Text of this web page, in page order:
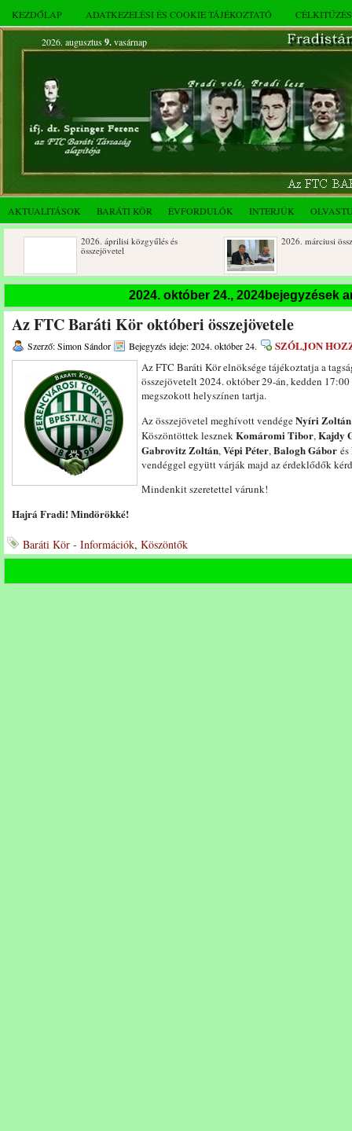
KEZDŐLAP ADATKEZELÉSI ÉS COOKIE TÁJÉKOZTATÓ
2026. augusztus 9.vasárnap
AKTUALITÁSOK BARÁTI KÖR ÉVFORDULÓK INTERJÚK
2026. áprilisi közgyűlés és
2026. márciusi összejövetel
Rendkívüli közgyűlés és a 2025.
Dálnoki József 90 éves
2024. október 24., 2024bejegyzések
Az FTC Baráti Kör októberi összejövetele
Szerző: Simon Sándor Bejegyzés ideje: 2024. október 24. SZÓLJON
Az FTC Baráti Kör elnöksége tájékoztatja a
összejövetelt 2024. október 29-án, kedden
megszokott helyszínen tartja.
Az összejövetel meghívott vendégeNyíri Zoltán
Köszöntöttek lesznekKomáromi Tibor,Kajdy
Gabrovitz Zoltán,Vépi Péter,Balogh Gábor és
vendéggel együtt várják majd az érdeklődők
Mindenkit szeretettel várunk!
Hajrá Fradi! Mindörökké!
Baráti Kör - Információk, Köszöntők